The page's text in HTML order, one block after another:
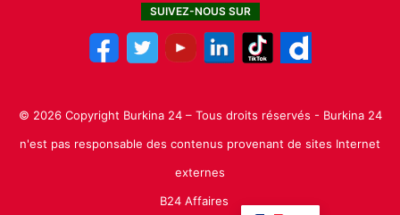
SUIVEZ-NOUS SUR
© 2026 Copyright Burkina 24 – Tous droits réservés - Burkina 24
n'est pas responsable des contenus provenant de sites Internet
externes
B24 Affaires